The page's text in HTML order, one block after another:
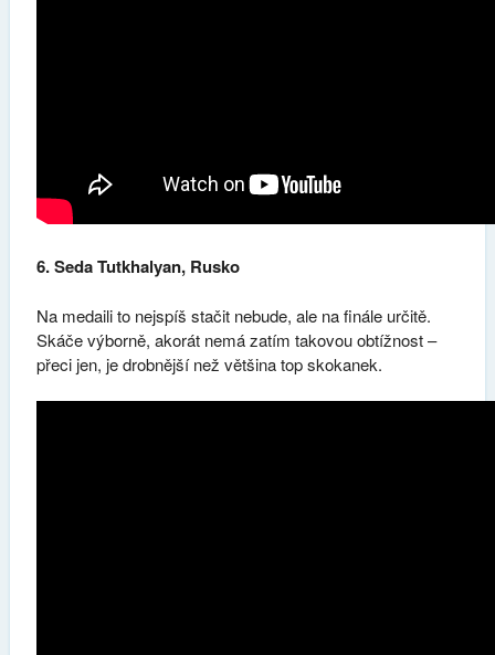
6. Seda Tutkhalyan, Rusko
Na medaili to nejspíš stačit nebude, ale na finále určitě.
Skáče výborně, akorát nemá zatím takovou obtížnost –
přeci jen, je drobnější než většina top skokanek.